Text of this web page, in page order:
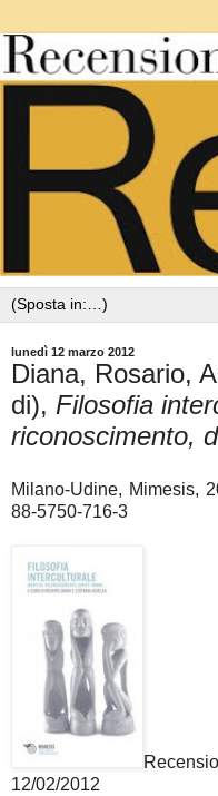
lunedì 12 marzo 2012
Diana, Rosario,
di), Filosofia
riconoscimento,
Milano-Udine, Mimesis,
88-5750-716-3
12/02/2012